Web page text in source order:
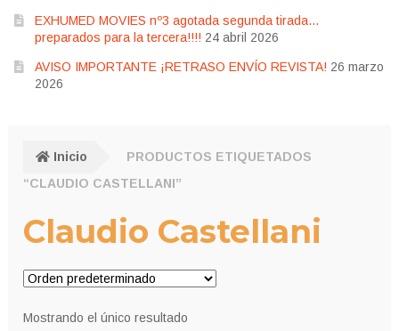
EXHUMED MOVIES nº3 agotada segunda tirada…
preparados para la tercera!!!! 24 abril 2026
AVISO IMPORTANTE ¡RETRASO ENVÍO REVISTA! 26 marzo
2026
Inicio
PRODUCTOS ETIQUETADOS
“CLAUDIO CASTELLANI”
Claudio Castellani
Mostrando el único resultado